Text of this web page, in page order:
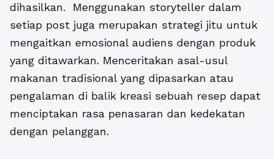
dihasilkan. Menggunakan storyteller dalam
setiap post juga merupakan strategi jitu untuk
mengaitkan emosional audiens dengan produk
yang ditawarkan. Menceritakan asal-usul
makanan tradisional yang dipasarkan atau
pengalaman di balik kreasi sebuah resep dapat
menciptakan rasa penasaran dan kedekatan
dengan pelanggan.